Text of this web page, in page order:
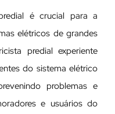
é crucial para a
elétricos de grandes
predial experiente
do sistema elétrico
problemas e
e usuários do